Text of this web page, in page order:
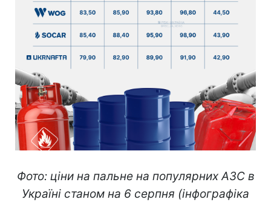
Фото: ціни на пальне на популярних АЗС в
Україні станом на 6 серпня (інфографіка